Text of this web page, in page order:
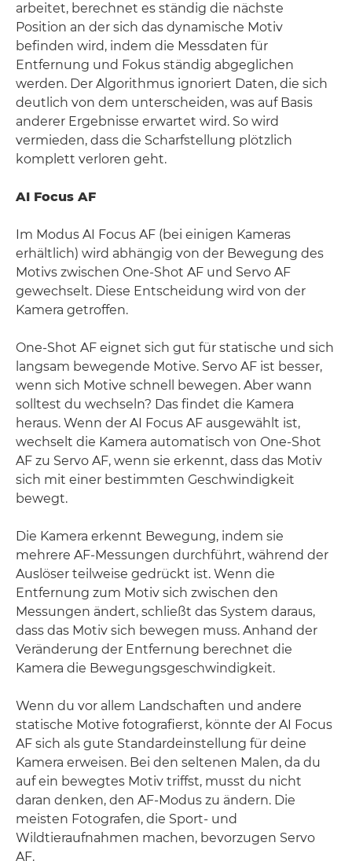
arbeitet, berechnet es ständig die nächste
Position an der sich das dynamische Motiv
befinden wird, indem die Messdaten für
Entfernung und Fokus ständig abgeglichen
werden. Der Algorithmus ignoriert Daten, die sich
deutlich von dem unterscheiden, was auf Basis
anderer Ergebnisse erwartet wird. So wird
vermieden, dass die Scharfstellung plötzlich
komplett verloren geht.
AI Focus AF
Im Modus AI Focus AF (bei einigen Kameras
erhältlich) wird abhängig von der Bewegung des
Motivs zwischen One-Shot AF und Servo AF
gewechselt. Diese Entscheidung wird von der
Kamera getroffen.
One-Shot AF eignet sich gut für statische und sich
langsam bewegende Motive. Servo AF ist besser,
wenn sich Motive schnell bewegen. Aber wann
solltest du wechseln? Das findet die Kamera
heraus. Wenn der AI Focus AF ausgewählt ist,
wechselt die Kamera automatisch von One-Shot
AF zu Servo AF, wenn sie erkennt, dass das Motiv
sich mit einer bestimmten Geschwindigkeit
bewegt.
Die Kamera erkennt Bewegung, indem sie
mehrere AF-Messungen durchführt, während der
Auslöser teilweise gedrückt ist. Wenn die
Entfernung zum Motiv sich zwischen den
Messungen ändert, schließt das System daraus,
dass das Motiv sich bewegen muss. Anhand der
Veränderung der Entfernung berechnet die
Kamera die Bewegungsgeschwindigkeit.
Wenn du vor allem Landschaften und andere
statische Motive fotografierst, könnte der AI Focus
AF sich als gute Standardeinstellung für deine
Kamera erweisen. Bei den seltenen Malen, da du
auf ein bewegtes Motiv triffst, musst du nicht
daran denken, den AF-Modus zu ändern. Die
meisten Fotografen, die Sport- und
Wildtieraufnahmen machen, bevorzugen Servo
AF.